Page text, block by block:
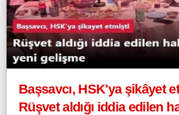
Başsavcı, HSK'ya şikâyet
Rüşvet aldığı iddia edilen